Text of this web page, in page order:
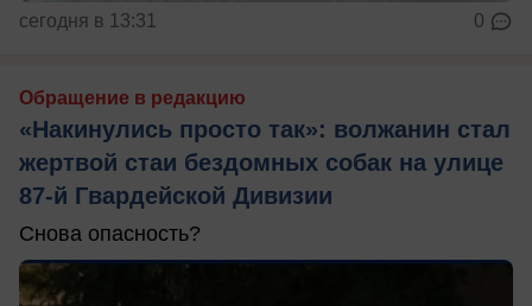
сегодня в 13:31 0
Обращение в редакцию
«Накинулись просто так»: волжанин стал
жертвой стаи бездомных собак на улице
87-й Гвардейской Дивизии
Снова опасность?